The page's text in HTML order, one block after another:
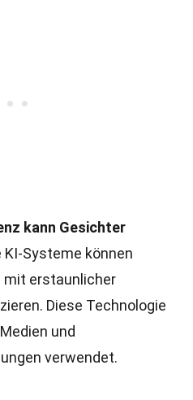
kann Gesichter
KI-Systeme können
mit erstaunlicher
Diese Technologie
und
verwendet.